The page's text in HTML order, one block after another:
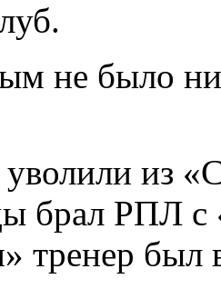
не было
из
брал РПЛ с
тренер был